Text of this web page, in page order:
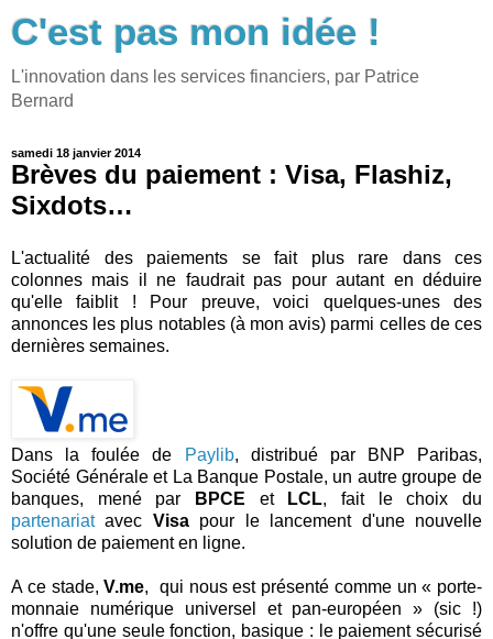
C'est pas mon idée !
L'innovation dans les services financiers, par Patrice
Bernard
samedi 18 janvier 2014
Brèves du paiement : Visa, Flashiz,
Sixdots…
L'actualité des paiements se fait plus rare dans ces
colonnes mais il ne faudrait pas pour autant en déduire
qu'elle faiblit ! Pour preuve, voici quelques-unes des
annonces les plus notables (à mon avis) parmi celles de ces
dernières semaines.
Dans la foulée de Paylib, distribué par BNP Paribas,
Société Générale et La Banque Postale, un autre groupe de
banques, mené par
BPCE et LCL, fait le choix du
partenariatavec Visapour le lancement d'une nouvelle
solution de paiement en ligne.
A ce stade,V.me, qui nous est présenté comme un « porte-
monnaie numérique universel et pan-européen » (sic !)
n'offre qu'une seule fonction, basique : le paiement sécurisé